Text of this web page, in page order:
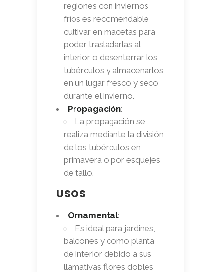
regiones con inviernos
fríos es recomendable
cultivar en macetas para
poder trasladarlas al
interior o desenterrar los
tubérculos y almacenarlos
en un lugar fresco y seco
durante el invierno.
Propagación:
La propagación se
realiza mediante la división
de los tubérculos en
primavera o por esquejes
de tallo.
USOS
Ornamental:
Es ideal para jardines,
balcones y como planta
de interior debido a sus
llamativas flores dobles